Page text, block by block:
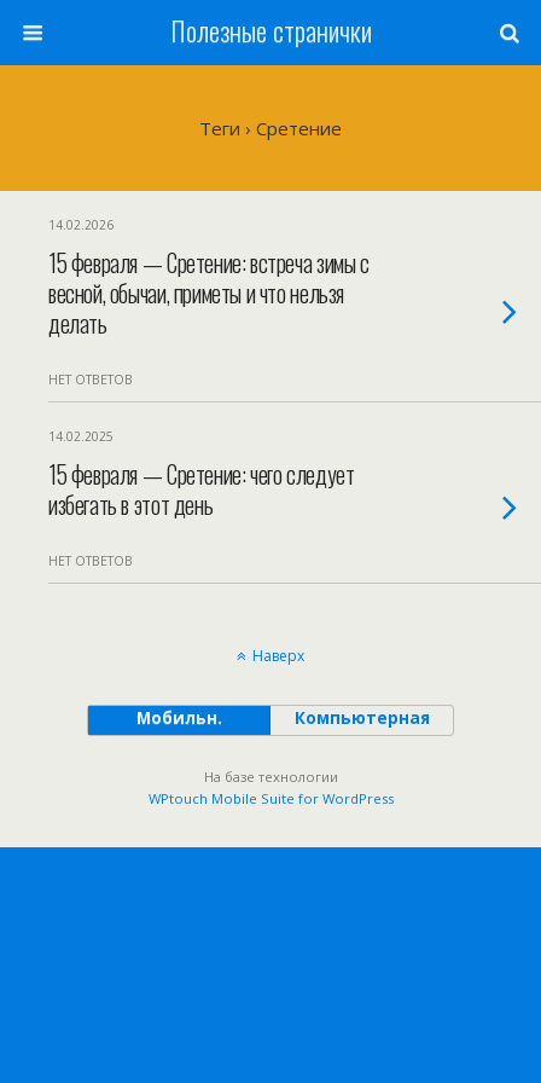
Полезные странички
Теги › Сретение
14.02.2026
15 февраля — Сретение: встреча зимы с
весной, обычаи, приметы и что нельзя
делать
НЕТ ОТВЕТОВ
14.02.2025
15 февраля — Сретение: чего следует
избегать в этот день
НЕТ ОТВЕТОВ
Наверх
Мобильн. Компьютерная
На базе технологии
WPtouch Mobile Suite for WordPress